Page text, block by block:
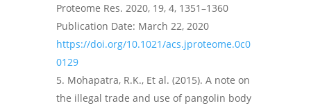
Proteome Res. 2020, 19, 4, 1351–1360
Publication Date: March 22, 2020
https://doi.org/10.1021/acs.jproteome.0c0
0129
Mohapatra, R.K., Et al. (2015). A note on
the illegal trade and use of pangolin body